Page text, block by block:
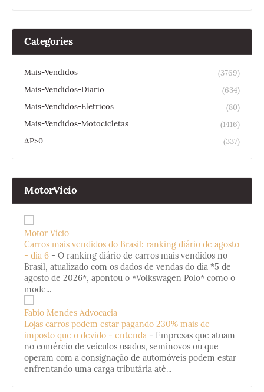
Categories
Mais-Vendidos
(3769)
Mais-Vendidos-Diario
(634)
Mais-Vendidos-Eletricos
(80)
Mais-Vendidos-Motocicletas
(1416)
ΔP>0
(337)
MotorVicio
Motor Vício
Carros mais vendidos do Brasil: ranking diário de agosto
- dia 6 - O ranking diário de carros mais vendidos no
Brasil, atualizado com os dados de vendas do dia *5 de
agosto de 2026*, apontou o *Volkswagen Polo* como o
mode...
Fabio Mendes Advocacia
Lojas carros podem estar pagando 230% mais de
imposto que o devido - entenda - Empresas que atuam
no comércio de veículos usados, seminovos ou que
operam com a consignação de automóveis podem estar
enfrentando uma carga tributária até...